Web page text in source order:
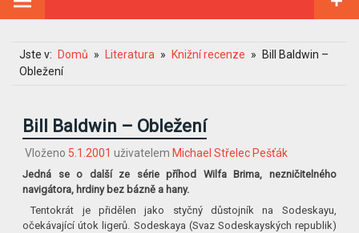
Jste v: Domů Literatura Knižní recenze
Bill Baldwin –
Obležení
Bill Baldwin – Obležení
Vloženo 5.1.2001 uživatelem Michael Střelec Pešťák
Jedná se o další ze série příhod Wilfa Brima, nezničitelného
navigátora, hrdiny bez bázně a hany.
Tentokrát je přidělen jako styčný důstojník na Sodeskayu,
očekávající útok ligerů. Sodeskaya (Svaz Sodeskayských republik)